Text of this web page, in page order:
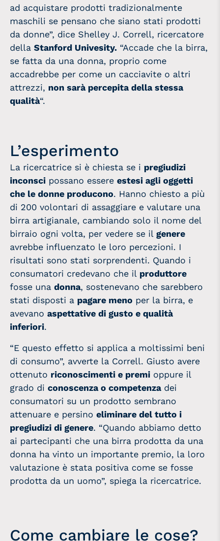
ad acquistare prodotti tradizionalmente
maschili se pensano che siano stati prodotti
da donne”, dice Shelley J. Correll, ricercatore
della Stanford Univesity. “Accade che la birra,
se fatta da una donna, proprio come
accadrebbe per come un cacciavite o altri
attrezzi, non sarà percepita della stessa
qualità“.
L’esperimento
La ricercatrice si è chiesta se i pregiudizi
inconsci possano essere estesi agli oggetti
che le donne producono. Hanno chiesto a più
di 200 volontari di assaggiare e valutare una
birra artigianale, cambiando solo il nome del
birraio ogni volta, per vedere se il genere
avrebbe influenzato le loro percezioni. I
risultati sono stati sorprendenti. Quando i
consumatori credevano che il produttore
fosse una donna, sostenevano che sarebbero
stati disposti a pagare meno per la birra, e
avevano aspettative di gusto e qualità
inferiori.
“E questo effetto si applica a moltissimi beni
di consumo”, avverte la Correll. Giusto avere
ottenuto riconoscimenti e premi oppure il
grado di conoscenza o competenzadei
consumatori su un prodotto sembrano
attenuare e persino eliminare del tutto i
pregiudizi di genere. “Quando abbiamo detto
ai partecipanti che una birra prodotta da una
donna ha vinto un importante premio, la loro
valutazione è stata positiva come se fosse
prodotta da un uomo”, spiega la ricercatrice.
Come cambiare le cose?